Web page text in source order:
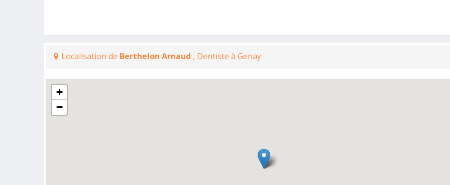
Localisation de Berthelon Arnaud , Dentiste à Genay
+
−